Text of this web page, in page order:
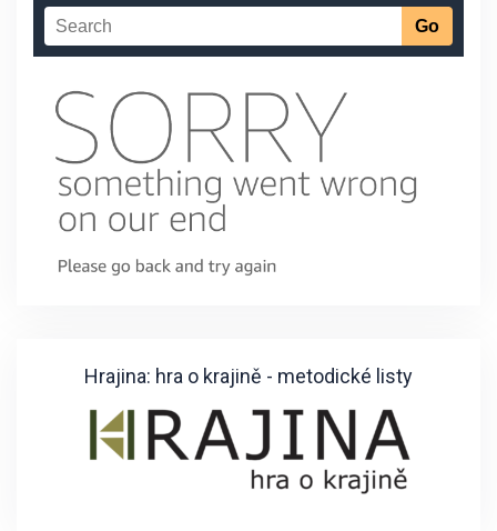
Hrajina: hra o krajině - metodické listy